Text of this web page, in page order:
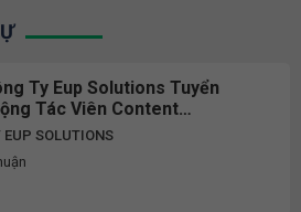
Ty Eup Solutions Tuyển
Tác Viên Content
(Tiếng Nhật), Thực Tập Sinh
UX/UI/Social Media, Nhân Viên
Thuế/IMC Planner/Affiliate
User Acquisition
EUP SOLUTIONS